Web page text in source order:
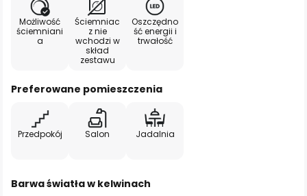
Możliwość
ściemniani
a
Ściemniac
z nie
wchodzi w
skład
zestawu
Oszczędno
ść energii i
trwałość
Preferowane pomieszczenia
Przedpokój Salon Jadalnia
Barwa światła w kelwinach